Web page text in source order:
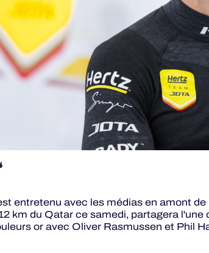
entretenu avec les médias en amont
km du Qatar ce samedi, partagera
or avec Oliver Rasmussen et Phil